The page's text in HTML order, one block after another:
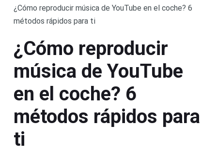
¿Cómo reproducir música de YouTube en el coche? 6
métodos rápidos para ti
¿Cómo reproducir
música de YouTube
en el coche? 6
métodos rápidos para
ti